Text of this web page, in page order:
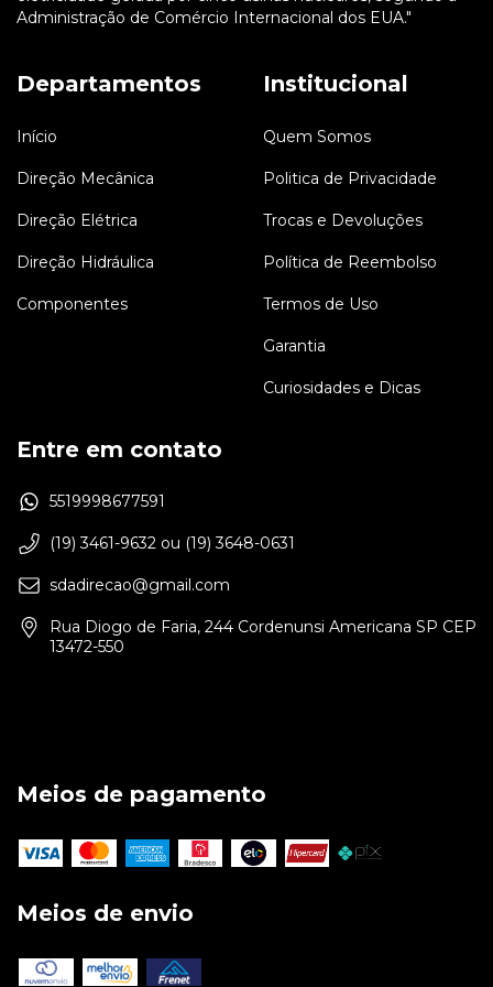
Administração de Comércio Internacional dos EUA."
Departamentos
Início
Direção Mecânica
Direção Elétrica
Direção Hidráulica
Componentes
Institucional
Quem Somos
Politica de Privacidade
Trocas e Devoluções
Política de Reembolso
Termos de Uso
Garantia
Curiosidades e Dicas
Entre em contato
5519998677591
(19) 3461-9632 ou (19) 3648-0631
sdadirecao@gmail.com
Rua Diogo de Faria, 244 Cordenunsi Americana SP CEP
13472-550
Meios de pagamento
Meios de envio